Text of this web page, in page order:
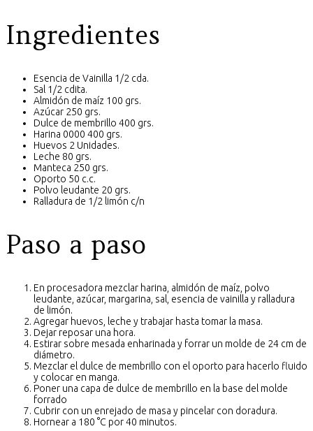
Ingredientes
Esencia de Vainilla 1/2 cda.
Sal 1/2 cdita.
Almidón de maíz 100 grs.
Azúcar 250 grs.
Dulce de membrillo 400 grs.
Harina 0000 400 grs.
Huevos 2 Unidades.
Leche 80 grs.
Manteca 250 grs.
Oporto 50 c.c.
Polvo leudante 20 grs.
Ralladura de 1/2 limón c/n
Paso a paso
En procesadora mezclar harina, almidón de maíz, polvo
leudante, azúcar, margarina, sal, esencia de vainilla y ralladura
de limón.
Agregar huevos, leche y trabajar hasta tomar la masa.
Dejar reposar una hora.
Estirar sobre mesada enharinada y forrar un molde de 24 cm de
diámetro.
Mezclar el dulce de membrillo con el oporto para hacerlo fluido
y colocar en manga.
Poner una capa de dulce de membrillo en la base del molde
forrado
Cubrir con un enrejado de masa y pincelar con doradura.
Hornear a 180 °C por 40 minutos.